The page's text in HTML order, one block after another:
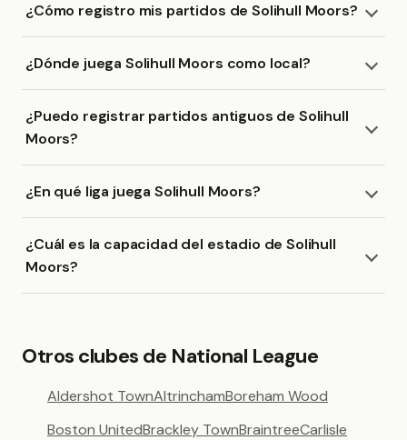
¿Cómo registro mis partidos de Solihull Moors?
¿Dónde juega Solihull Moors como local?
¿Puedo registrar partidos antiguos de Solihull
Moors?
¿En qué liga juega Solihull Moors?
¿Cuál es la capacidad del estadio de Solihull
Moors?
Otros clubes de National League
Aldershot TownAltrinchamBoreham Wood
Boston UnitedBrackley TownBraintreeCarlisle